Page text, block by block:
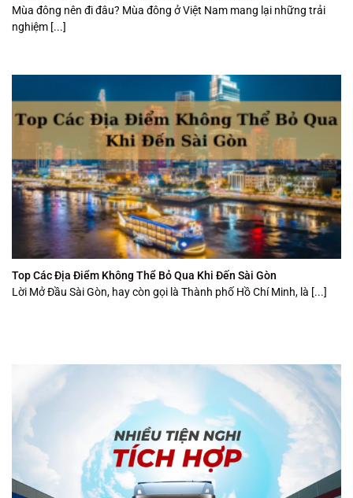
Mùa đông nên đi đâu? Mùa đông ở Việt Nam mang lại những trải
nghiệm [...]
Top Các Địa Điểm Không Thể Bỏ Qua Khi Đến Sài Gòn
Lời Mở Đầu Sài Gòn, hay còn gọi là Thành phố Hồ Chí Minh, là [...]